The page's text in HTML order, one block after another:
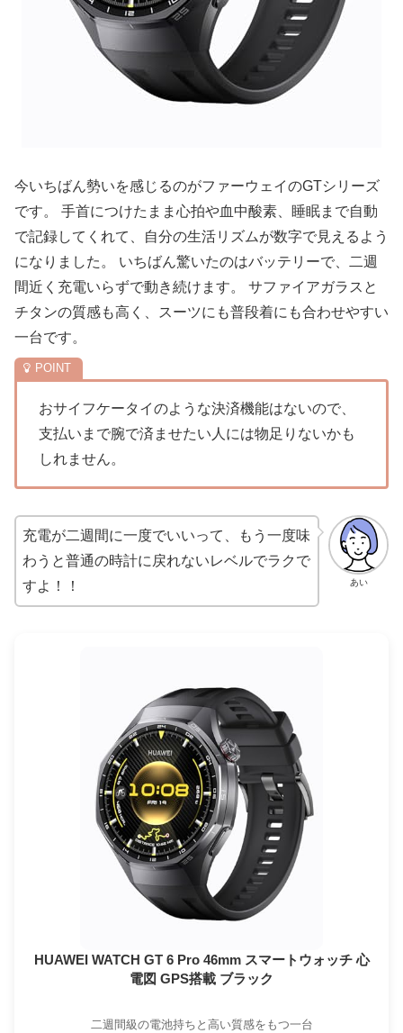
今いちばん勢いを感じるのがファーウェイのGTシリーズ
です。 手首につけたまま心拍や血中酸素、睡眠まで自動
で記録してくれて、自分の生活リズムが数字で見えるよう
になりました。 いちばん驚いたのはバッテリーで、二週
間近く充電いらずで動き続けます。 サファイアガラスと
チタンの質感も高く、スーツにも普段着にも合わせやすい
一台です。
おサイフケータイのような決済機能はないので、
支払いまで腕で済ませたい人には物足りないかも
しれません。
あい
充電が二週間に一度でいいって、もう一度味
わうと普通の時計に戻れないレベルでラクで
すよ！！
HUAWEI WATCH GT 6 Pro 46mm スマートウォッチ 心
電図 GPS搭載 ブラック
二週間級の電池持ちと高い質感をもつ一台